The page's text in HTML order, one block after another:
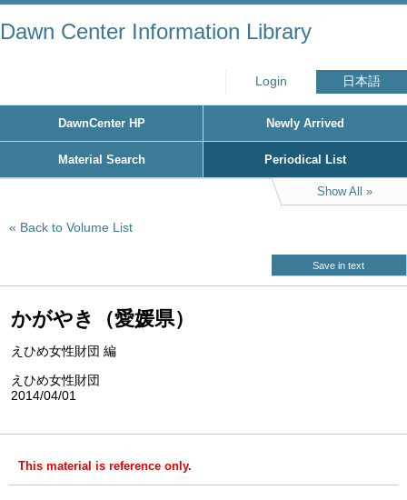
Dawn Center Information Library
Login 日本語
DawnCenter HP Newly Arrived
Material Search Periodical List
Show All
Back to Volume List
Save in text
かがやき（愛媛県）
えひめ女性財団 編
えひめ女性財団
2014/04/01
This material is reference only.